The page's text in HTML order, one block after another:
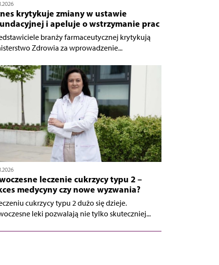
krytykuje zmiany w ustawie
i apeluje o wstrzymanie prac
branży farmaceutycznej krytykują
Zdrowia za wprowadzenie...
leczenie cukrzycy typu 2 –
medycyny czy nowe wyzwania?
cukrzycy typu 2 dużo się dzieje.
leki pozwalają nie tylko skuteczniej...